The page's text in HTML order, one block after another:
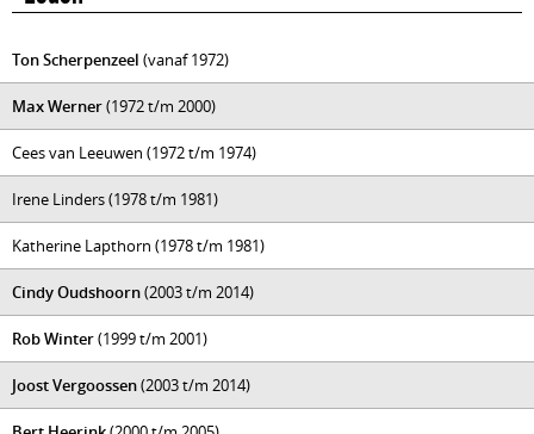
Ton Scherpenzeel (vanaf 1972)
Max Werner(1972 t/m 2000)
Cees van Leeuwen (1972 t/m 1974)
Irene Linders (1978 t/m 1981)
Katherine Lapthorn (1978 t/m 1981)
Cindy Oudshoorn(2003 t/m 2014)
Rob Winter(1999 t/m 2001)
Joost Vergoossen(2003 t/m 2014)